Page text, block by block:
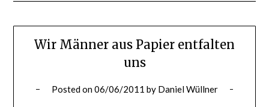
Wir Männer aus Papier entfalten
uns
Posted on06/06/2011 by Daniel Wüllner